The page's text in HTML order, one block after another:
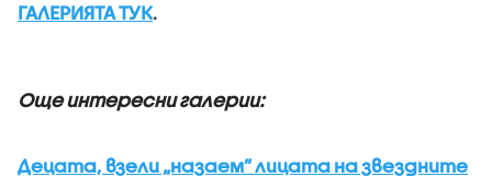
ГАЛЕРИЯТА ТУК.
Още интересни галерии:
Децата, взели „назаем” лицата на звездните